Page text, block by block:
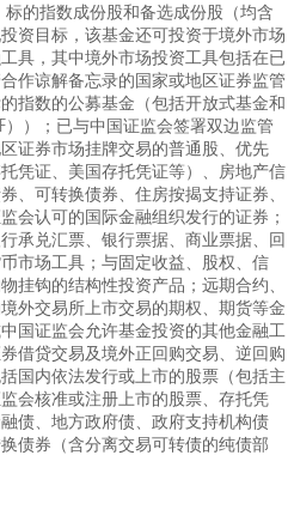
标的指数成份股和备选成份股（均含
资目标，该基金还可投资于境外市场
具，其中境外市场投资工具包括在已
作谅解备忘录的国家或地区证券监管
指数的公募基金（包括开放式基金和
））；已与中国证监会签署双边监管
证券市场挂牌交易的普通股、优先
凭证、美国存托凭证等）、房地产信
、可转换债券、住房按揭支持证券、
会认可的国际金融组织发行的证券；
承兑汇票、银行票据、商业票据、回
市场工具；与固定收益、股权、信
挂钩的结构性投资产品；远期合约、
外交易所上市交易的期权、期货等金
国证监会允许基金投资的其他金融工
借贷交易及境外正回购交易、逆回购
国内依法发行或上市的股票（包括主
会核准或注册上市的股票、存托凭
债、地方政府债、政府支持机构债
债券（含分离交易可转债的纯债部